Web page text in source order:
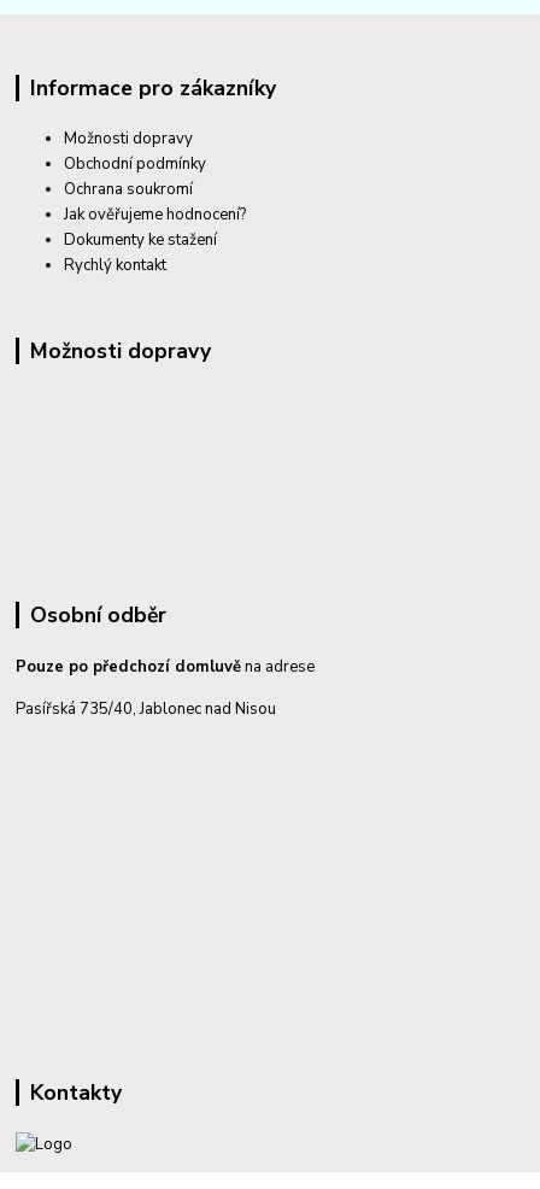
Informace pro zákazníky
Možnosti dopravy
Obchodní podmínky
Ochrana soukromí
Jak ověřujeme hodnocení?
Dokumenty ke stažení
Rychlý kontakt
Možnosti dopravy
Osobní odběr
Pouze po předchozí domluvěna adrese
Pasířská 735/40, Jablonec nad Nisou
Kontakty